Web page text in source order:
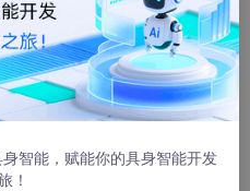
08:12:45
构和数据
* from DSKNOW.COMBD
select * from tab2;
智能，赋能你的具身智能开发
！